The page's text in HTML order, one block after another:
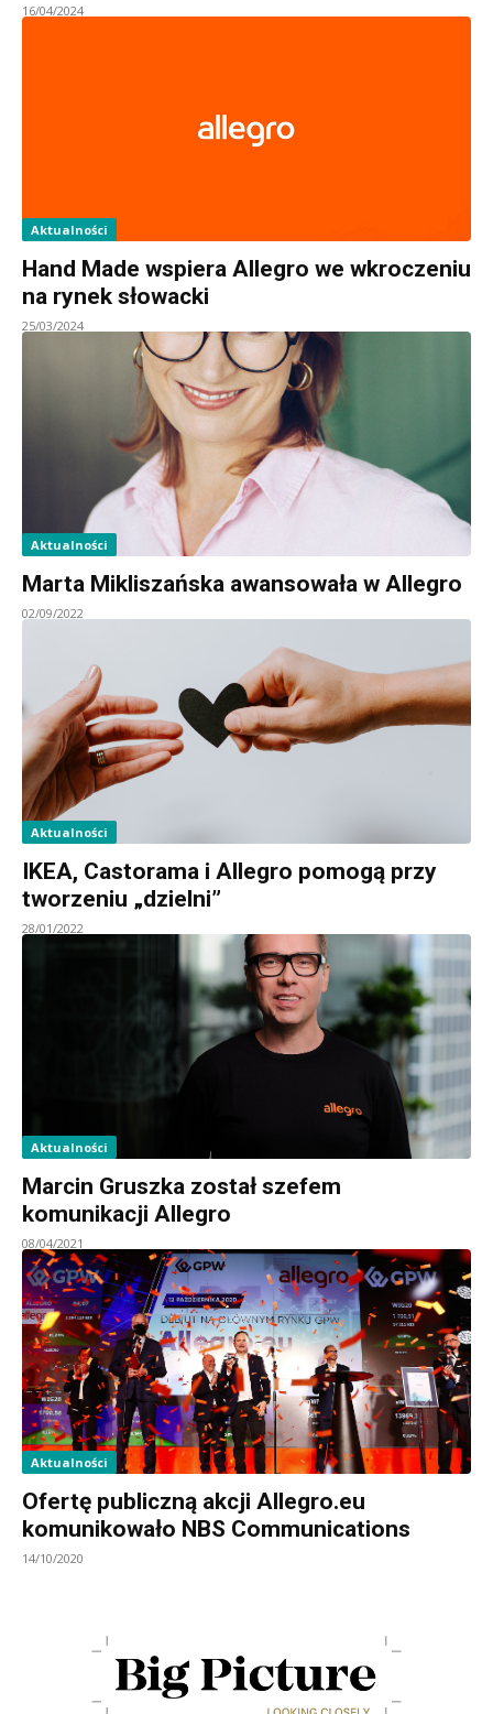
16/04/2024
Aktualności
Hand Made wspiera Allegro we wkroczeniu
na rynek słowacki
25/03/2024
Aktualności
Marta Mikliszańska awansowała w Allegro
02/09/2022
Aktualności
IKEA, Castorama i Allegro pomogą przy
tworzeniu „dzielni”
28/01/2022
Aktualności
Marcin Gruszka został szefem
komunikacji Allegro
08/04/2021
Aktualności
Ofertę publiczną akcji Allegro.eu
komunikowało NBS Communications
14/10/2020